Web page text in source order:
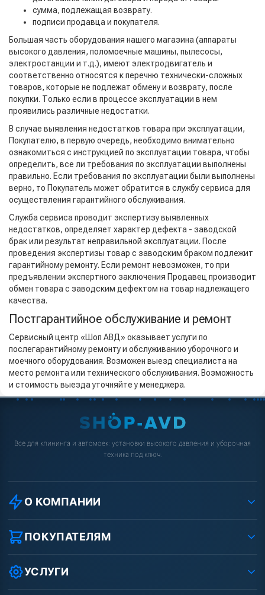
сумма, подлежащая возврату.
подписи продавца и покупателя.
Большая часть оборудования нашего магазина (аппараты
высокого давления, поломоечные машины, пылесосы,
электростанции и т.д.), имеют электродвигатель и
соответственно относятся к перечню технически-сложных
товаров, которые не подлежат обмену и возврату, после
покупки. Только если в процессе эксплуатации в нем
проявились различные недостатки.
В случае выявления недостатков товара при эксплуатации,
Покупателю, в первую очередь, необходимо внимательно
ознакомиться с инструкцией по эксплуатации товара, чтобы
определить, все ли требования по эксплуатации выполнены
правильно. Если требования по эксплуатации были выполнены
верно, то Покупатель может обратится в службу сервиса для
осуществления гарантийного обслуживания.
Служба сервиса проводит экспертизу выявленных
недостатков, определяет характер дефекта - заводской
брак или результат неправильной эксплуатации. После
проведения экспертизы товар с заводским браком подлежит
гарантийному ремонту. Если ремонт невозможен, то при
предъявлении экспертного заключения Продавец производит
обмен товара с заводским дефектом на товар надлежащего
качества.
Постгарантийное обслуживание и ремонт
Сервисный центр «Шоп АВД» оказывает услуги по
послегарантийному ремонту и обслуживанию уборочного и
моечного оборудования. Возможен выезд специалиста на
место ремонта или технического обслуживания. Возможность
и стоимость выезда уточняйте у менеджера.
Всё для клининга и автомоек: установки высокого давления и уборочная
техника под ключ.
О КОМПАНИИ
О компании
Реквизиты ООО «Шоп АВД»
Защита данных клиента
Условия соглашения
Вакансии
ПОКУПАТЕЛЯМ
Как заказать?
Оплата
Доставка
УСЛУГИ
Ремонт АВД